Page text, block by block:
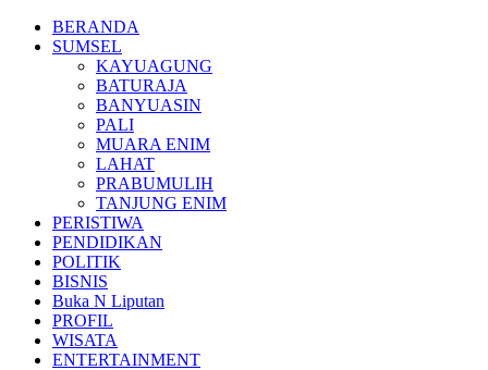
BERANDA
SUMSEL
KAYUAGUNG
BATURAJA
BANYUASIN
PALI
MUARA ENIM
LAHAT
PRABUMULIH
TANJUNG ENIM
PERISTIWA
PENDIDIKAN
POLITIK
BISNIS
Buka N Liputan
PROFIL
WISATA
ENTERTAINMENT